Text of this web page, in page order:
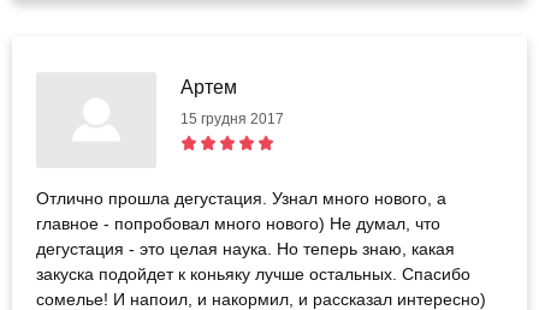
Артем
15 грудня 2017
Отлично прошла дегустация. Узнал много нового, а
главное - попробовал много нового) Не думал, что
дегустация - это целая наука. Но теперь знаю, какая
закуска подойдет к коньяку лучше остальных. Спасибо
сомелье! И напоил, и накормил, и рассказал интересно)